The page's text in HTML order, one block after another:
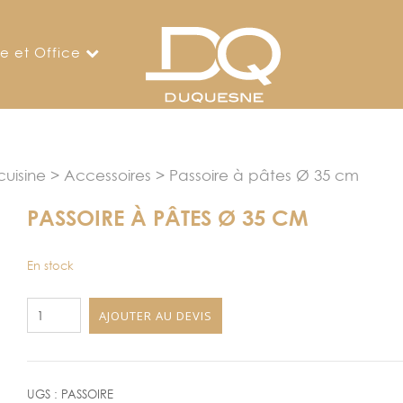
et Office
> Accessoires > Passoire à pâtes Ø 35 cm
PASSOIRE À PÂTES Ø 35 CM
En stock
de
pâtes
AJOUTER AU DEVIS
UGS : PASSOIRE